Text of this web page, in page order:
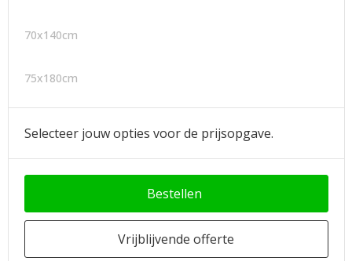
70x140cm
75x180cm
Selecteer jouw opties voor de prijsopgave.
Bestellen
Vrijblijvende offerte